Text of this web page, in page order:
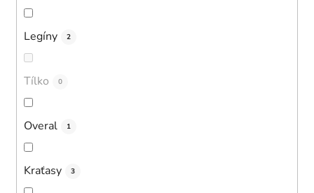
Legíny 2
Tílko 0
Overal 1
Kraťasy 3